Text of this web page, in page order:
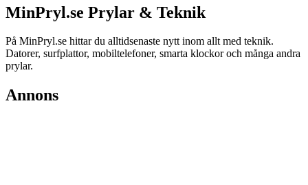
MinPryl.se Prylar & Teknik
På MinPryl.se hittar du alltidsenaste nytt inom allt med teknik.
Datorer, surfplattor, mobiltelefoner, smarta klockor och många andra
prylar.
Annons